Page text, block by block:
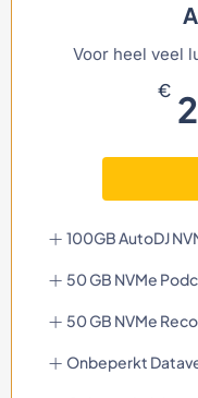
Voor heel veel
€
100GB AutoDJ
50 GB NVMe
50 GB NVMe
Onbeperkt